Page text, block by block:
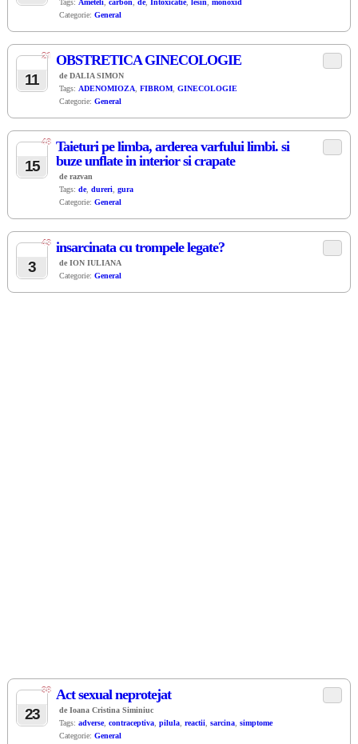
Tags: Ameteli carbon de, Intoxicatie, lesin
monoxid
Categorie: General
21
11
OBSTRETICA GINECOLOGIE
de DALIA SIMON
Tags: ADENOMIOZA FIBROM GINECOLOGIE
Categorie: General
48
15
Taieturi pe limba, arderea varfului limbi. si
buze unflate in interior si crapate
de razvan
Tags: de, dureri gura
Categorie: General
43
3
insarcinata cu trompele legate?
de ION IULIANA
Categorie: General
38
23
Act sexual neprotejat
de Ioana Cristina Siminiuc
Tags: adverse, contraceptiva pilula reactii sarcina simptome
Categorie: General